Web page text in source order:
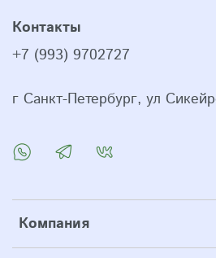
Компания
Контакты
+7 (993) 9702727
г Санкт-Петербург, ул